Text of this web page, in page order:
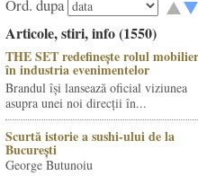
Ord. dupa
Articole, stiri, info (1550)
THE SET redefinește rolul
în industria evenimentelor
Brandul își lansează oficial viziunea
asupra unei noi direcții în...
Scurtă istorie a sushi-ului de la
București
George Butunoiu